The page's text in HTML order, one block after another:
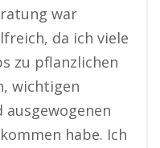
war
da ich viele
zu pflanzlichen
wichtigen
habe. Ich